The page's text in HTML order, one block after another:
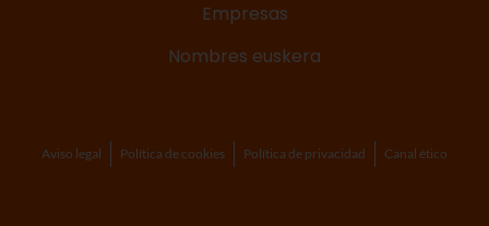
Empresas
Nombres euskera
Aviso legal Política de cookies Política de privacidad Canal ético